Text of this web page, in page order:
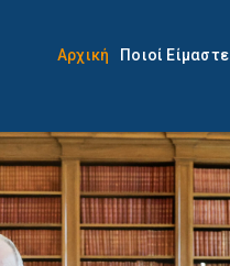
Αρχική Ποιοί Είμαστε